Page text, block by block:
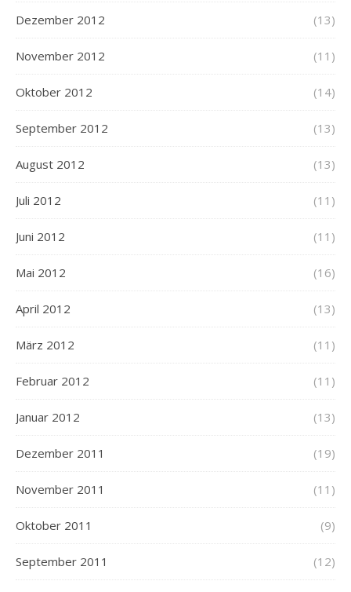
Dezember 2012 (13)
November 2012 (11)
Oktober 2012 (14)
September 2012 (13)
August 2012 (13)
Juli 2012 (11)
Juni 2012 (11)
Mai 2012 (16)
April 2012 (13)
März 2012 (11)
Februar 2012 (11)
Januar 2012 (13)
Dezember 2011 (19)
November 2011 (11)
Oktober 2011 (9)
September 2011 (12)